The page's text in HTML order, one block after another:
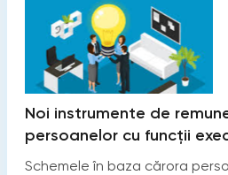
Noi instrumente de
persoanelor cu funcții
Schemele în baza cărora